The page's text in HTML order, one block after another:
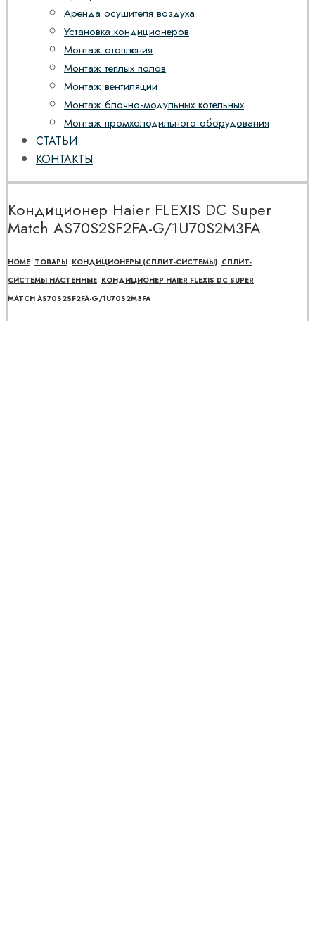
Аренда осушителя воздуха
Установка кондиционеров
Монтаж отопления
Монтаж теплых полов
Монтаж вентиляции
Монтаж блочно-модульных котельных
Монтаж промхолодильного оборудования
СТАТЬИ
КОНТАКТЫ
Кондиционер Haier FLEXIS DC Super
Match AS70S2SF2FA-G/1U70S2M3FA
HOME ТОВАРЫ КОНДИЦИОНЕРЫ (СПЛИТ-СИСТЕМЫ) СПЛИТ-
СИСТЕМЫ НАСТЕННЫЕ КОНДИЦИОНЕР HAIER FLEXIS DC SUPER
MATCH AS70S2SF2FA-G/1U70S2M3FA